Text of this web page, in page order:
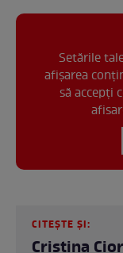
Setările
afișarea
să accepți
CITEȘTE ȘI: